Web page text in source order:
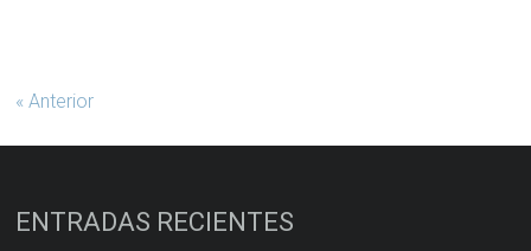
« Anterior
ENTRADAS RECIENTES